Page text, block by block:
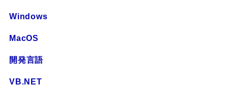
Windows
MacOS
開発言語
VB.NET